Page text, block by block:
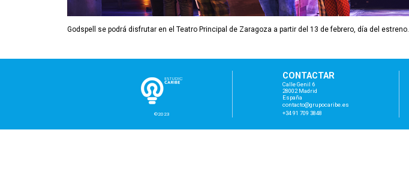
Godspell se podrá disfrutar en el Teatro Principal de Zaragoza a partir del 13 de febrero, día del estreno.
©2023
CONTACTAR
Calle Genil 6
28002 Madrid
España
contacto@grupocaribe. es
+34 91 709 3848